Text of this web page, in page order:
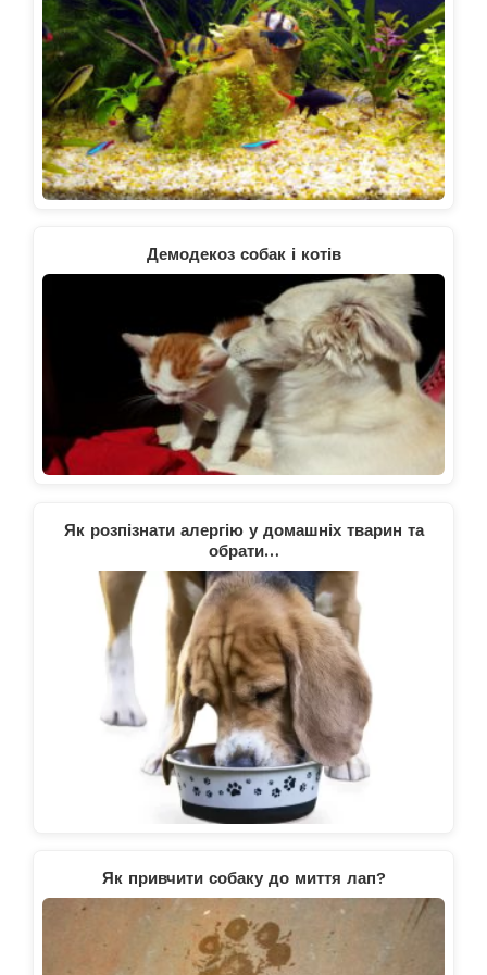
Демодекоз собак і котів
Як розпізнати алергію у домашніх тварин та
обрати…
Як привчити собаку до миття лап?